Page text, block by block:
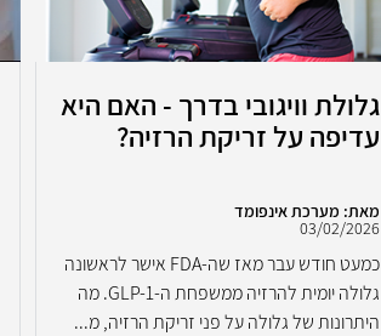
גלולת וויגובי בדרך - האם היא
עדיפה על זריקת הרזיה?
מאת: מערכת אינפומד
03/02/2026
כמעט חודש עבר מאז שה-FDA אישר לראשונה
גלולה יומית להרזיה ממשפחת ה-GLP-1. מה
היתרונות של גלולה על פני זריקת הרזיה, מ...